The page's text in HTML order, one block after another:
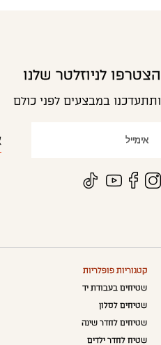
הצטרפו לניוזלטר שלנו
ותתעדכנו במבצעים לפני כולם
קטגוריות פופלריות
שטיחים בעבודת יד
שטיחים לסלון
שטיחים לחדר שינה
שטיח לחדר ילדים